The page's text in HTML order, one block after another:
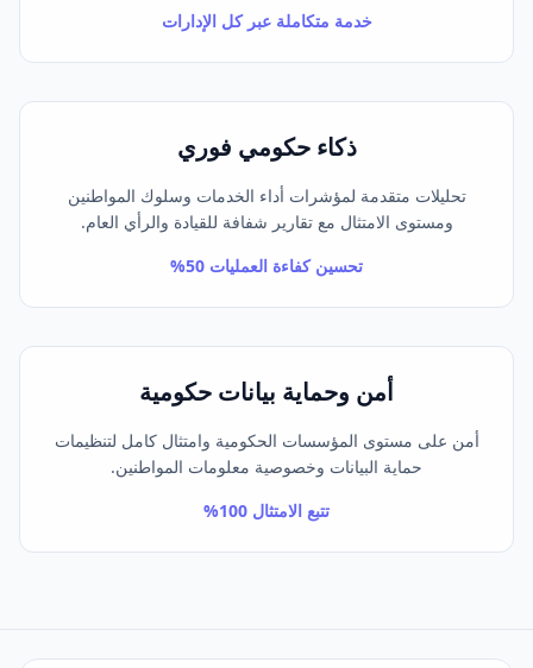
خدمة متكاملة عبر كل الإدارات
ذكاء حكومي فوري
تحليلات متقدمة لمؤشرات أداء الخدمات وسلوك المواطنين
ومستوى الامتثال مع تقارير شفافة للقيادة والرأي العام.
تحسين كفاءة العمليات 50%
أمن وحماية بيانات حكومية
أمن على مستوى المؤسسات الحكومية وامتثال كامل لتنظيمات
حماية البيانات وخصوصية معلومات المواطنين.
تتبع الامتثال 100%